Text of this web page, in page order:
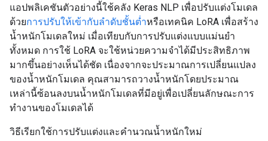
แอปพลิเคชันตัวอย่างนี้ใช้คลัง Keras NLP เพื่อปรับแต่งโมเดล
ด้วยการปรับให้เข้ากับลําดับชั้นต่ำหรือเทคนิค LoRA เพื่อสร้าง
น้ำหนักโมเดลใหม่ เมื่อเทียบกับการปรับแต่งแบบแม่นยำ
ทั้งหมด การใช้ LoRA จะใช้หน่วยความจําได้มีประสิทธิภาพ
มากขึ้นอย่างเห็นได้ชัด เนื่องจากจะประมาณการเปลี่ยนแปลง
ของน้ำหนักโมเดล คุณสามารถวางน้ำหนักโดยประมาณ
เหล่านี้ซ้อนลงบนน้ำหนักโมเดลที่มีอยู่เพื่อเปลี่ยนลักษณะการ
ทำงานของโมเดลได้
วิธีเรียกใช้การปรับแต่งและคำนวณน้ำหนักใหม่